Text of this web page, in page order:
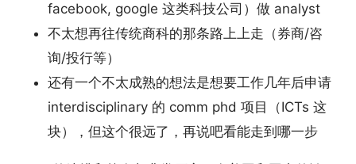
facebook, google 这类科技公司）做 analyst
不太想再往传统商科的那条路上上走（券商/咨
询/投行等）
还有一个不太成熟的想法是想要工作几年后申请
interdisciplinary 的 comm phd 项目（ICTs 这
块），但这个很远了，再说吧看能走到哪一步